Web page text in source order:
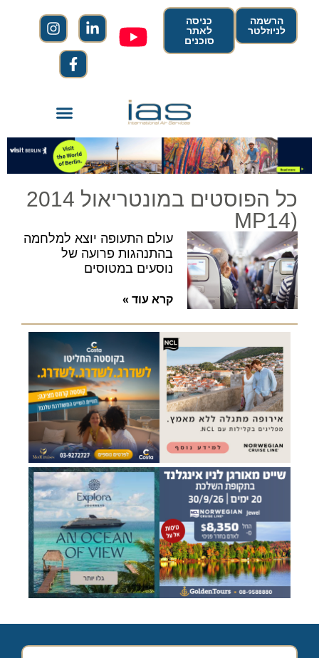
הרשמה
לניוזלטר
כניסה
לאתר
סוכנים
כל הפוסטים במונטריאול 2014
(MP14
עולם התעופה יוצא למלחמה
בהתנהגות פרועה של
נוסעים במטוסים
קרא עוד »